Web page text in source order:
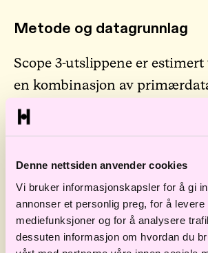
Denne nettsiden anvender cookies
Vi bruker informasjonskapsler for å gi
annonser et personlig preg, for å levere
mediefunksjoner og for å analysere
dessuten informasjon om hvordan du
Metode og datagrunnlag
Scope 3-utslippene er
en kombinasjon av
finansielle regnskapsdata. Vi
utslippsfaktorer fra blant annet
vårt reisebyrå Egencia.
basert på primærdata, med
fra NVE og vår